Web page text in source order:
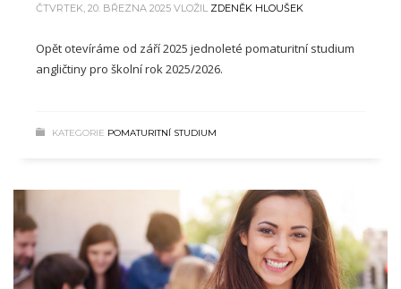
ČTVRTEK, 20. BŘEZNA 2025 VLOŽIL ZDENĚK HLOUŠEK
Opět otevíráme od září 2025 jednoleté pomaturitní studium
angličtiny pro školní rok 2025/2026.
KATEGORIE POMATURITNÍ STUDIUM